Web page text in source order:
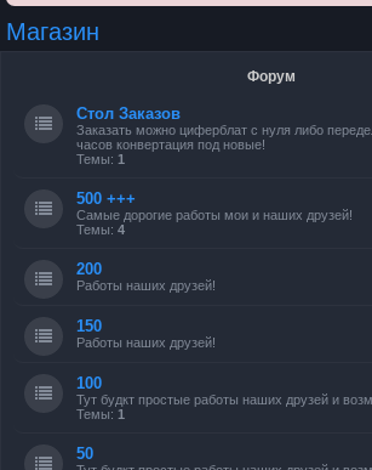
Магазин
Форум
Стол Заказов
Заказать можно циферблат с нуля либо
часов конвертация под новые!
Темы: 1
500 +++
Самые дорогие работы мои и наших друзей!
Темы: 4
200
Работы наших друзей!
150
Работы наших друзей!
100
Тут будкт простые работы наших друзей и
Темы: 1
50